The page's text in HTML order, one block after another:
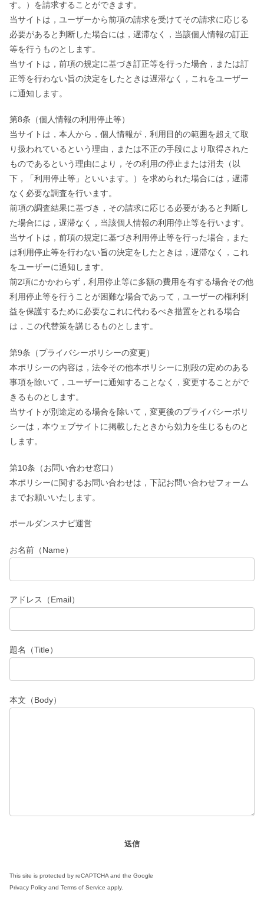
す。）を請求することができます。
当サイトは，ユーザーから前項の請求を受けてその請求に応じる
必要があると判断した場合には，遅滞なく，当該個人情報の訂正
等を行うものとします。
当サイトは，前項の規定に基づき訂正等を行った場合，または訂
正等を行わない旨の決定をしたときは遅滞なく，これをユーザー
に通知します。
第8条（個人情報の利用停止等）
当サイトは，本人から，個人情報が，利用目的の範囲を超えて取
り扱われているという理由，または不正の手段により取得された
ものであるという理由により，その利用の停止または消去（以
下，「利用停止等」といいます。）を求められた場合には，遅滞
なく必要な調査を行います。
前項の調査結果に基づき，その請求に応じる必要があると判断し
た場合には，遅滞なく，当該個人情報の利用停止等を行います。
当サイトは，前項の規定に基づき利用停止等を行った場合，また
は利用停止等を行わない旨の決定をしたときは，遅滞なく，これ
をユーザーに通知します。
前2項にかかわらず，利用停止等に多額の費用を有する場合その他
利用停止等を行うことが困難な場合であって，ユーザーの権利利
益を保護するために必要なこれに代わるべき措置をとれる場合
は，この代替策を講じるものとします。
第9条（プライバシーポリシーの変更）
本ポリシーの内容は，法令その他本ポリシーに別段の定めのある
事項を除いて，ユーザーに通知することなく，変更することがで
きるものとします。
当サイトが別途定める場合を除いて，変更後のプライバシーポリ
シーは，本ウェブサイトに掲載したときから効力を生じるものと
します。
第10条（お問い合わせ窓口）
本ポリシーに関するお問い合わせは，下記お問い合わせフォーム
までお願いいたします。
ポールダンスナビ運営
お名前（Name）
アドレス（Email）
題名（Title）
本文（Body）
This site is protected by reCAPTCHA and the Google
Privacy Policy and Terms of Service apply.